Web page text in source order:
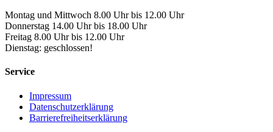
Montag und Mittwoch 8.00 Uhr bis 12.00 Uhr
Donnerstag 14.00 Uhr bis 18.00 Uhr
Freitag 8.00 Uhr bis 12.00 Uhr
Dienstag: geschlossen!
Service
Impressum
Datenschutzerklärung
Barrierefreiheitserklärung